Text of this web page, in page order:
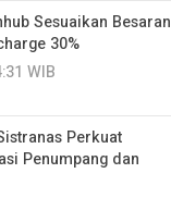
Sesuaikan Besaran
30%
WIB
Perkuat
Penumpang dan